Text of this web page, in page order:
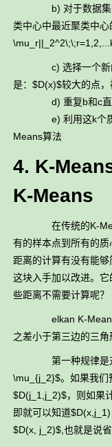
b) 对于数据集中的
类中心中最近聚类中
c) 选择一个新的数
是：$D(x)$较大的点
d) 重复b和c直到
e) 利用这k个质心
Means算法
4. K-
K-Means
在传统的K-Means
有的样本点到所有的
距离的计算有没有能
这块入手加以改进。
些距离不需要计算呢？
elkan K-Means利
之差小于第三边的三角
第一种规律是对于
\mu_{j_2}$。如果我们
$D(j_1,j_2)$，则如果
即就可以知道
$D(x, j_2)$,也就是说省